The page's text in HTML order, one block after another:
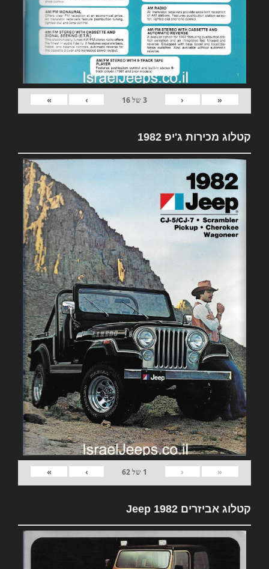
«
‹
3של16
›
»
קטלוג מכירות ג'יפ 1982
«
‹
1 של62
›
»
קטלוג אביזרים 1982 Jeep